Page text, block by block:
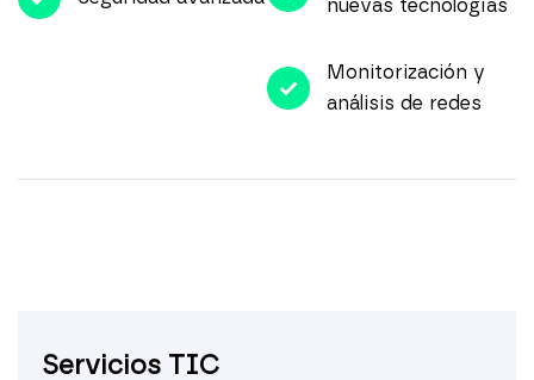
Servicios TIC
nuevas tecnologías
Monitorización y
análisis de redes